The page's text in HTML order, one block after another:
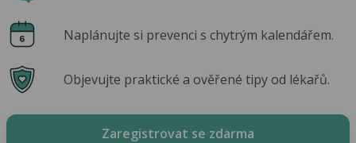
Naplánujte si prevenci s chytrým kalendářem.
Objevujte praktické a ověřené tipy od lékařů.
Zaregistrovat se zdarma